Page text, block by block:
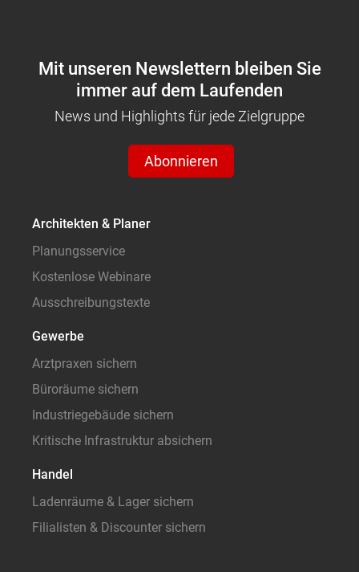
Mit unseren Newslettern bleiben Sie
immer auf dem Laufenden
News und Highlights für jede Zielgruppe
Abonnieren
Architekten & Planer
Planungsservice
Kostenlose Webinare
Ausschreibungstexte
Gewerbe
Arztpraxen sichern
Büroräume sichern
Industriegebäude sichern
Kritische Infrastruktur absichern
Handel
Ladenräume & Lager sichern
Filialisten & Discounter sichern